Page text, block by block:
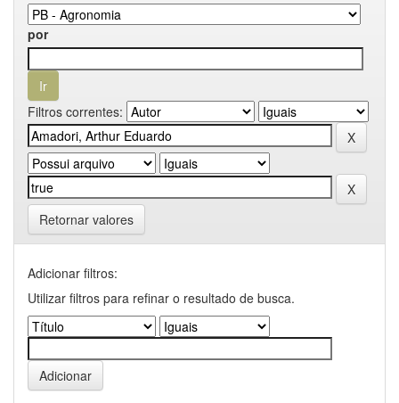
por
Filtros correntes:
Retornar valores
Adicionar filtros:
Utilizar filtros para refinar o resultado de busca.